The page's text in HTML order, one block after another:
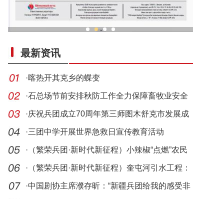
最新资讯
·喀热开其克乡的蝶变
·石总场节前安排秋防工作全力保障畜牧业安全
生产
·庆祝兵团成立70周年第三师图木舒克市发展成
就之工
·三团中学开展世界急救日宣传教育活动
· （繁荣兵团·新时代新征程）小辣椒“点燃”农民
致
· （繁荣兵团·新时代新征程）奎屯河引水工程：
防洪
·中国剧协主席濮存昕：“新疆兵团给我的感受非